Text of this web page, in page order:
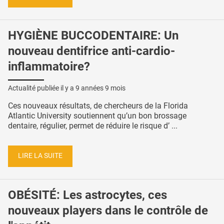
HYGIÈNE BUCCODENTAIRE: Un
nouveau dentifrice anti-cardio-
inflammatoire?
Actualité publiée il y a 9 années 9 mois
Ces nouveaux résultats, de chercheurs de la Florida
Atlantic University soutiennent qu’un bon brossage
dentaire, régulier, permet de réduire le risque d’ ...
LIRE LA SUITE
OBÉSITÉ: Les astrocytes, ces
nouveaux players dans le contrôle de